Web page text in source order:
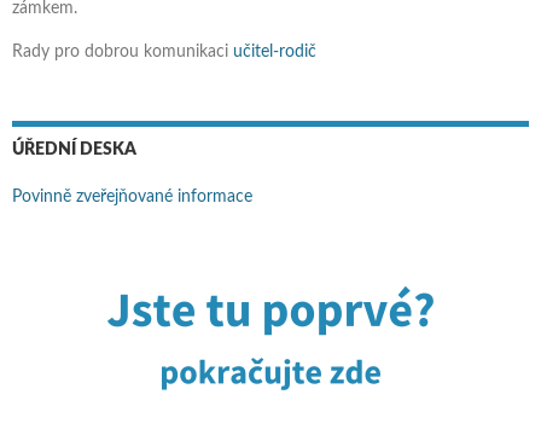
zámkem.
Rady pro dobrou komunikaci učitel-rodič
ÚŘEDNÍ DESKA
Povinně zveřejňované informace